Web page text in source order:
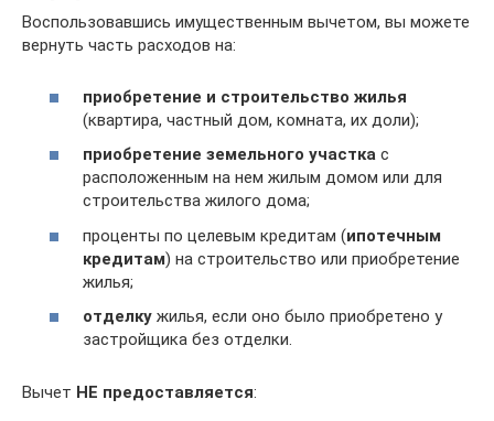
Воспользовавшись имущественным вычетом, вы можете
вернуть часть расходов на:
приобретение и строительство жилья
(квартира, частный дом, комната, их доли);
приобретение земельного участка с
расположенным на нем жилым домом или для
строительства жилого дома;
проценты по целевым кредитам (ипотечным
кредитам) на строительство или приобретение
жилья;
отделку жилья, если оно было приобретено у
застройщика без отделки.
Вычет НЕ предоставляется: